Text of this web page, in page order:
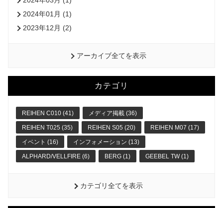
2024年01月 (1)
2023年12月 (2)
アーカイブ全てを表示
カテゴリ
REIHEN C010 (41) メディア掲載 (36)
REIHEN T025 (35) REIHEN S05 (20) REIHEN M07 (17)
イベント (16) インフォメーション (13)
ALPHARD/VELLFIRE (6) BERG (1) GEEBEL TW (1)
カテゴリ全てを表示